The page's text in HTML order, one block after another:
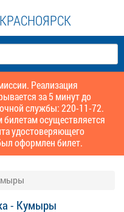
Реализация
за 5 минут до
службы: 220-11-72.
осуществляется
удостоверяющего
оформлен билет.
- Кумыры